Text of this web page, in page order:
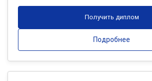
Получить диплом
Подробнее